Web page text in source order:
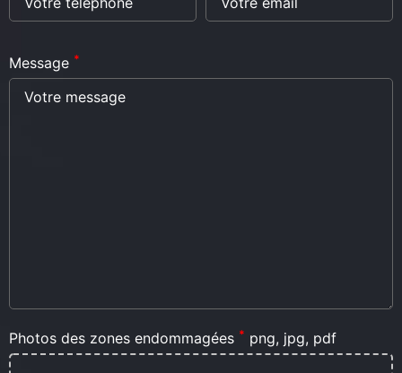
Message *
Photos des zones endommagées * png, jpg, pdf